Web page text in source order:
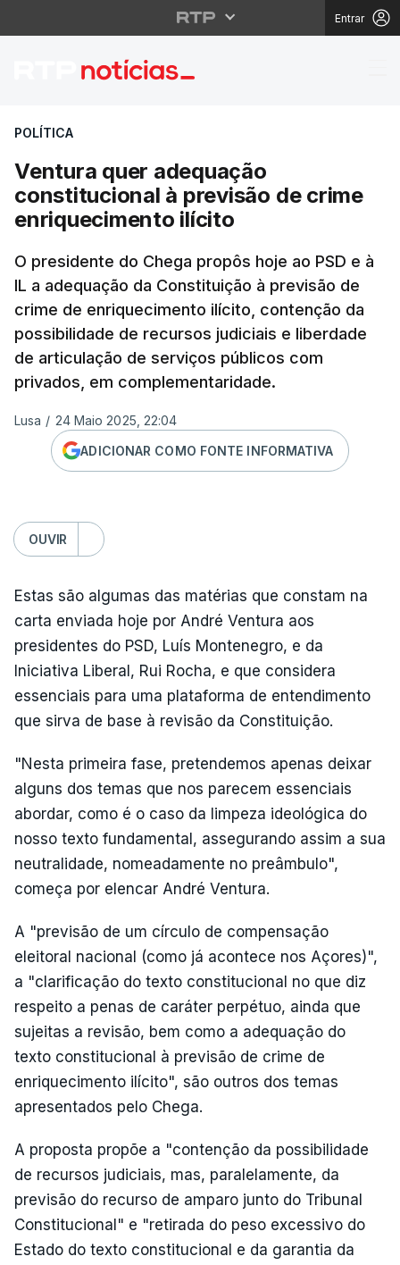
Entrar
Ventura quer
POLÍTICA
Ventura quer adequação
constitucional à previsão de crime
enriquecimento ilícito
O presidente do Chega propôs hoje ao PSD e à
IL a adequação da Constituição à previsão de
crime de enriquecimento ilícito, contenção da
possibilidade de recursos judiciais e liberdade
de articulação de serviços públicos com
privados, em complementaridade.
Lusa / 24 Maio 2025, 22:04
ADICIONAR COMO FONTE INFORMATIVA
OUVIR
Estas são algumas das matérias que constam na
carta enviada hoje por André Ventura aos
presidentes do PSD, Luís Montenegro, e da
Iniciativa Liberal, Rui Rocha, e que considera
essenciais para uma plataforma de entendimento
que sirva de base à revisão da Constituição.
"Nesta primeira fase, pretendemos apenas deixar
alguns dos temas que nos parecem essenciais
abordar, como é o caso da limpeza ideológica do
nosso texto fundamental, assegurando assim a sua
neutralidade, nomeadamente no preâmbulo",
começa por elencar André Ventura.
A "previsão de um círculo de compensação
eleitoral nacional (como já acontece nos Açores)",
a "clarificação do texto constitucional no que diz
respeito a penas de caráter perpétuo, ainda que
sujeitas a revisão, bem como a adequação do
texto constitucional à previsão de crime de
enriquecimento ilícito", são outros dos temas
apresentados pelo Chega.
A proposta propõe a "contenção da possibilidade
de recursos judiciais, mas, paralelamente, da
previsão do recurso de amparo junto do Tribunal
Constitucional" e "retirada do peso excessivo do
Estado do texto constitucional e da garantia da